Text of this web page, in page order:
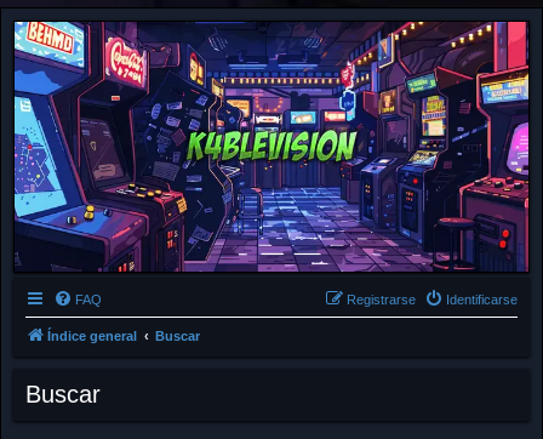
FAQ Identificarse
Registrarse
Índice general Buscar
Buscar